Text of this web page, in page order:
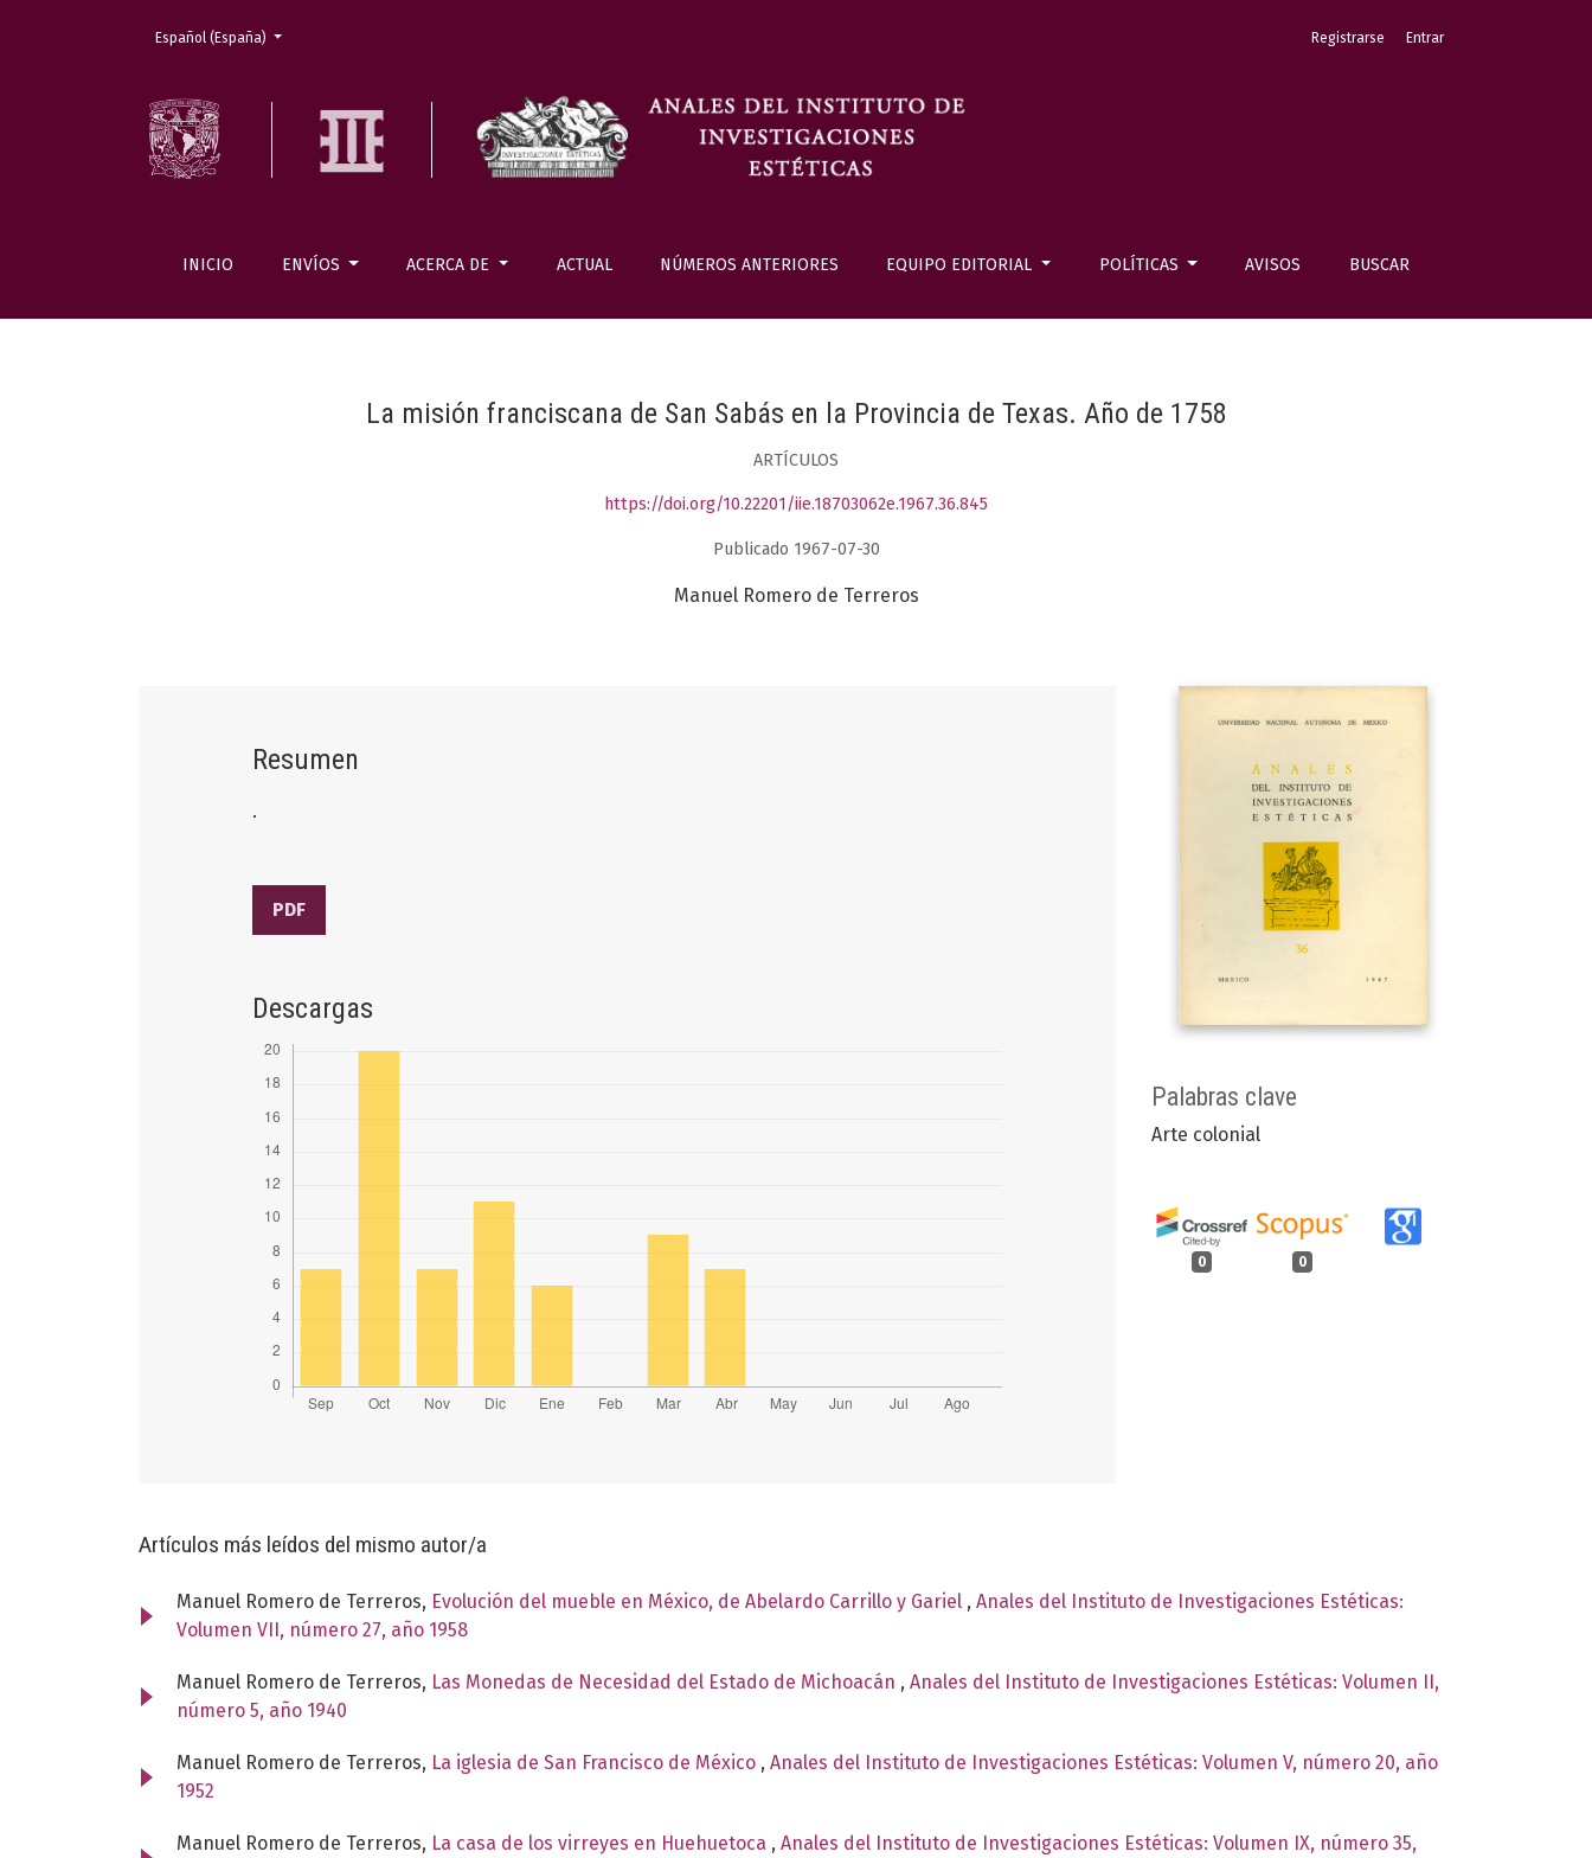
INICIO ENVÍOS ACERCA DE ACTUAL NÚMEROS ANTERIORES EQUIPO EDITORIAL POLÍTICAS AVISOS BUSCAR
Registrarse Entrar
Cambiar el idioma. El actual es:
Español (España)
La misión franciscana de San Sabás en la Provincia de Texas. Año de 1758
ARTÍCULOS
https://doi.org/10.22201/iie.18703062e.1967.36.845
Publicado 1967-07-30
Manuel Romero de Terreros
Palabras clave
Arte colonial
0 0
Resumen
.
PDF
Descargas
Artículos más leídos del mismo autor/a
Manuel Romero de Terreros, Evolución del mueble en México, de Abelardo Carrillo y Gariel , Anales del Instituto de Investigaciones Estéticas:
Volumen VII, número 27, año 1958
Manuel Romero de Terreros, Las Monedas de Necesidad del Estado de Michoacán , Anales del Instituto de Investigaciones Estéticas: Volumen II,
número 5, año 1940
Manuel Romero de Terreros, La iglesia de San Francisco de México , Anales del Instituto de Investigaciones Estéticas: Volumen V, número 20, año
1952
Manuel Romero de Terreros, La casa de los virreyes en Huehuetoca , Anales del Instituto de Investigaciones Estéticas: Volumen IX, número 35,